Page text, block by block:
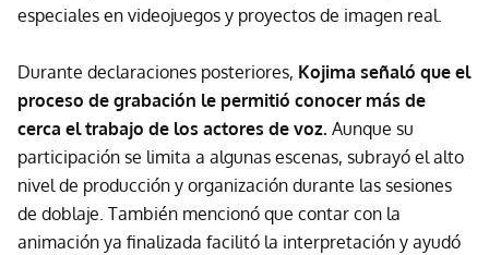
especiales en videojuegos y proyectos de imagen real.
Durante declaraciones posteriores, Kojima señaló que el
proceso de grabación le permitió conocer más de
cerca el trabajo de los actores de voz. Aunque su
participación se limita a algunas escenas, subrayó el alto
nivel de producción y organización durante las sesiones
de doblaje. También mencionó que contar con la
animación ya finalizada facilitó la interpretación y ayudó